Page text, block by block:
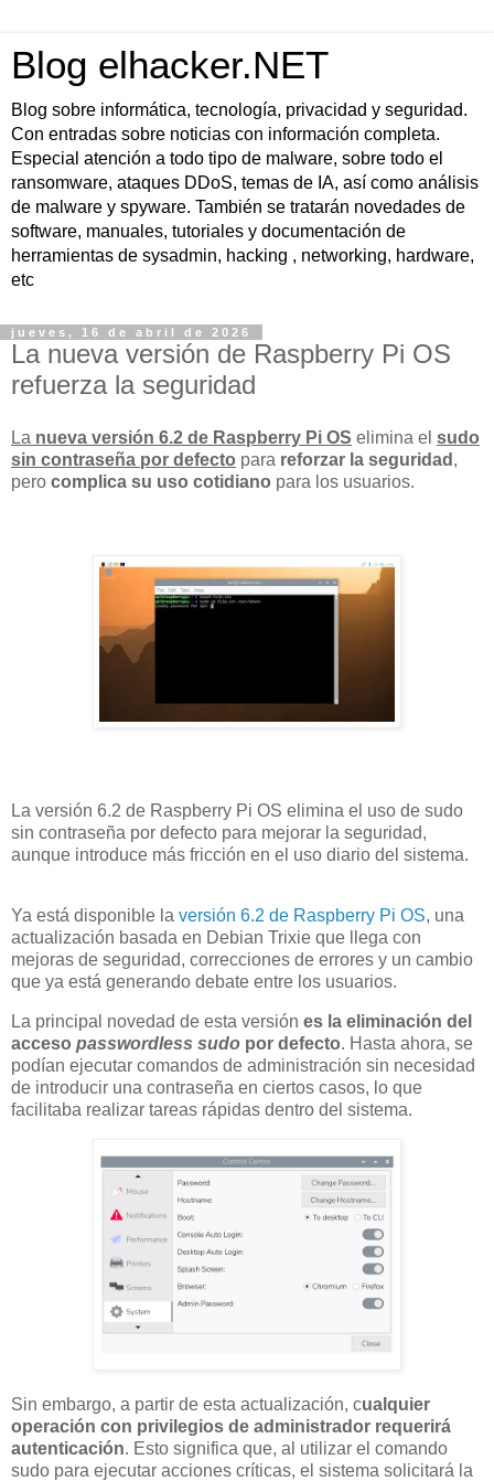
Blog elhacker.NET
Blog sobre informática, tecnología, privacidad y seguridad.
Con entradas sobre noticias con información completa.
Especial atención a todo tipo de malware, sobre todo el
ransomware, ataques DDoS, temas de IA, así como análisis
de malware y spyware. También se tratarán novedades de
software, manuales, tutoriales y documentación de
herramientas de sysadmin, hacking , networking, hardware,
etc
jueves, 16 de abril de 2026
La nueva versión de Raspberry Pi OS
refuerza la seguridad
La nueva versión 6.2 de Raspberry Pi OS elimina el sudo
sin contraseña por defecto para reforzar la seguridad ,
pero complica su uso cotidiano para los usuarios.
La versión 6.2 de Raspberry Pi OS elimina el uso de sudo
sin contraseña por defecto para mejorar la seguridad,
aunque introduce más fricción en el uso diario del sistema.
Ya está disponible la versión 6.2 de Raspberry Pi OS, una
actualización basada en Debian Trixie que llega con
mejoras de seguridad, correcciones de errores y un cambio
que ya está generando debate entre los usuarios.
La principal novedad de esta versión es la eliminación del
acceso passwordless sudo por defecto. Hasta ahora, se
podían ejecutar comandos de administración sin necesidad
de introducir una contraseña en ciertos casos, lo que
facilitaba realizar tareas rápidas dentro del sistema.
Sin embargo, a partir de esta actualización, cualquier
operación con privilegios de administrador requerirá
autenticación. Esto significa que, al utilizar el comando
sudo para ejecutar acciones críticas, el sistema solicitará la